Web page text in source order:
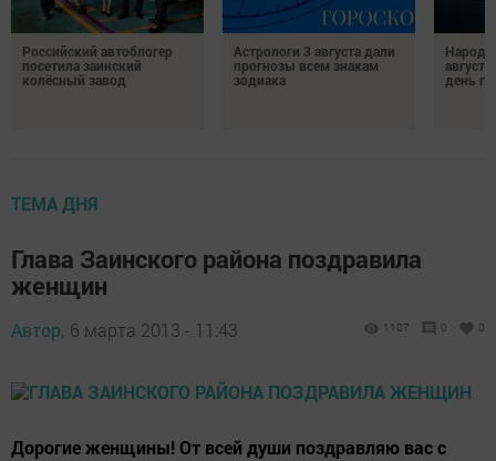
Российский автоблогер
посетила заинский
колёсный завод
Астрологи 3 августа дали
прогнозы всем знакам
зодиака
день
ТЕМА ДНЯ
Глава Заинского района поздравила
женщин
Автор, 6 марта 2013 - 11:43 1107 0 0
Дорогие женщины! От всей души поздравляю вас с